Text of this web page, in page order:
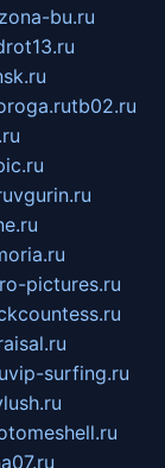
bu.ru
tb02.ru
vgurin.ru
pictures.ru
vip-surfing.ru